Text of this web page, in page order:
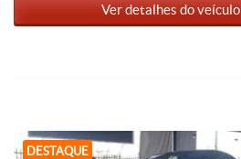
Ver detalhes do veículo
DESTAQUE